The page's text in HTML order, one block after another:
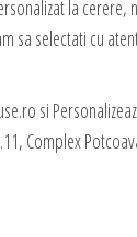
la cerere,
sa selectati cu
si
Complex